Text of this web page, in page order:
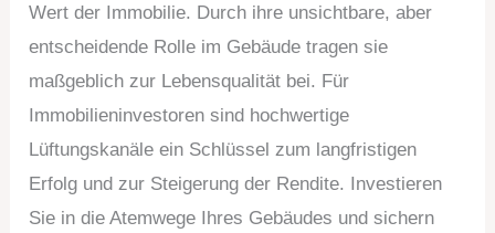
Wert der Immobilie. Durch ihre unsichtbare, aber
entscheidende Rolle im Gebäude tragen sie
maßgeblich zur Lebensqualität bei. Für
Immobilieninvestoren sind hochwertige
Lüftungskanäle ein Schlüssel zum langfristigen
Erfolg und zur Steigerung der Rendite. Investieren
Sie in die Atemwege Ihres Gebäudes und sichern